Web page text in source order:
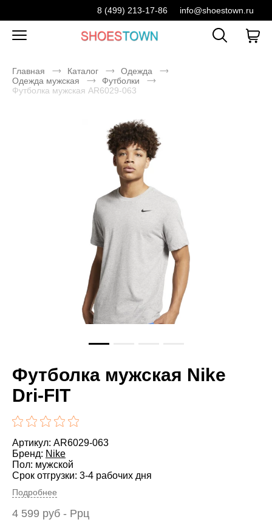
8 (499) 213-17-86 info@shoestown.ru
Главная Каталог
Одежда
Одежда мужская
Футболки
Футболка мужская AR6029-063
Футболка мужская Nike
Dri-FIT
Артикул: AR6029-063
Бренд: Nike
Пол: мужской
Срок отгрузки: 3-4 рабочих дня
Подробнее
4 599 руб - Ррц